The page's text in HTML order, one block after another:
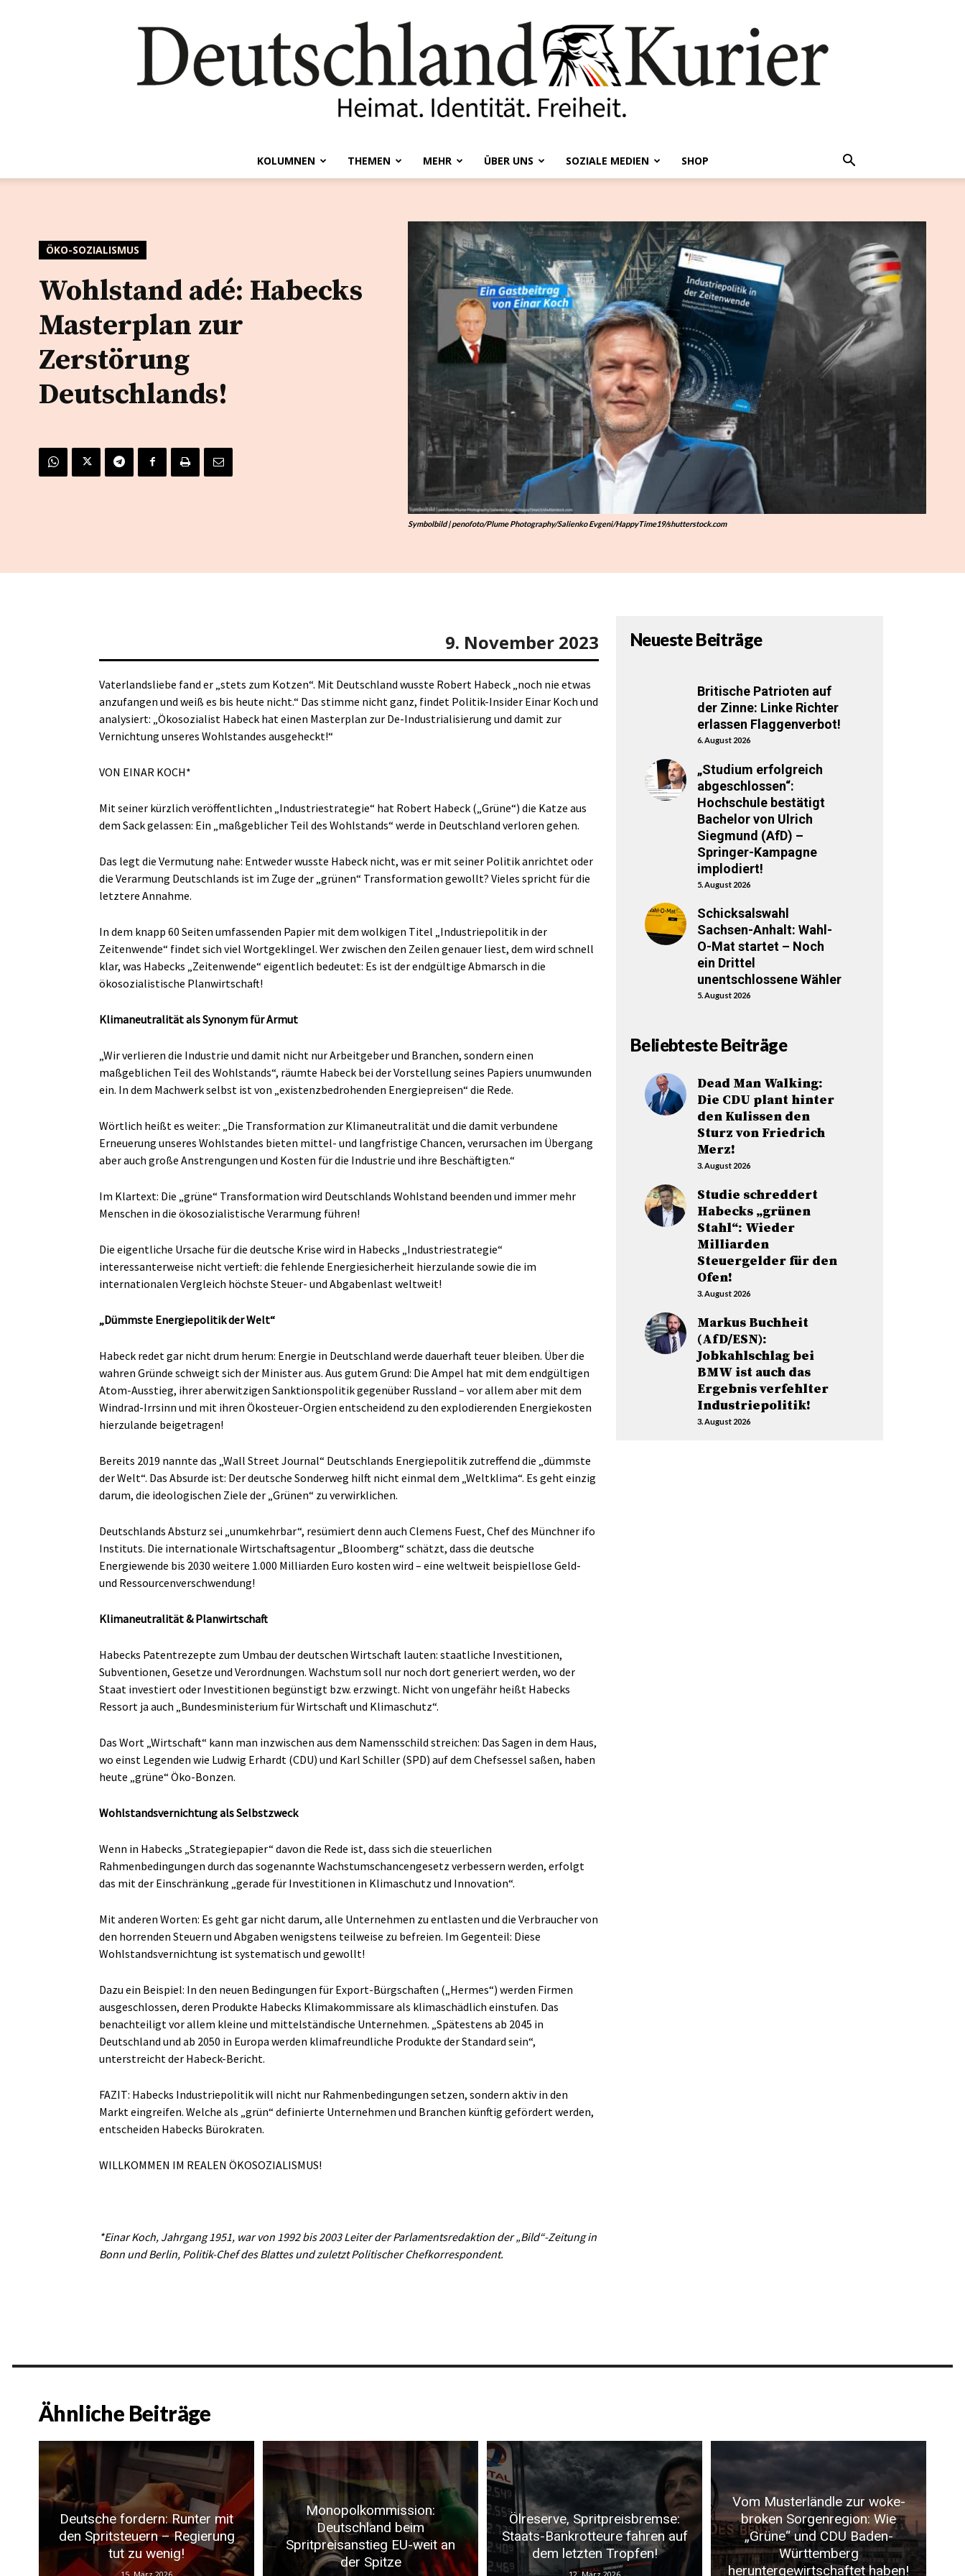
Kurier
KOLUMNEN THEMEN MEHR ÜBER UNS SOZIALE MEDIEN SHOP
ÖKO-SOZIALISMUS
Wohlstand adé: Habecks
Masterplan zur
Zerstörung
Deutschlands!
Symbolbild | penofoto/Plume Photography/Salienko Evgeni/HappyTime19/shutterstock.com
9. November 2023
Vaterlandsliebe fand er „stets zum Kotzen“. Mit Deutschland wusste Robert Habeck „noch nie etwas
anzufangen und weiß es bis heute nicht.“ Das stimme nicht ganz, findet Politik-Insider Einar Koch und
analysiert: „Ökosozialist Habeck hat einen Masterplan zur De-Industrialisierung und damit zur
Vernichtung unseres Wohlstandes ausgeheckt!“
VON EINAR KOCH*
Mit seiner kürzlich veröffentlichten „Industriestrategie“ hat Robert Habeck („Grüne“) die Katze aus
dem Sack gelassen: Ein „maßgeblicher Teil des Wohlstands“ werde in Deutschland verloren gehen.
Das legt die Vermutung nahe: Entweder wusste Habeck nicht, was er mit seiner Politik anrichtet oder
die Verarmung Deutschlands ist im Zuge der „grünen“ Transformation gewollt? Vieles spricht für die
letztere Annahme.
In dem knapp 60 Seiten umfassenden Papier mit dem wolkigen Titel „Industriepolitik in der
Zeitenwende“ findet sich viel Wortgeklingel. Wer zwischen den Zeilen genauer liest, dem wird schnell
klar, was Habecks „Zeitenwende“ eigentlich bedeutet: Es ist der endgültige Abmarsch in die
ökosozialistische Planwirtschaft!
Klimaneutralität als Synonym für Armut
„Wir verlieren die Industrie und damit nicht nur Arbeitgeber und Branchen, sondern einen
maßgeblichen Teil des Wohlstands“, räumte Habeck bei der Vorstellung seines Papiers unumwunden
ein. In dem Machwerk selbst ist von „existenzbedrohenden Energiepreisen“ die Rede.
Wörtlich heißt es weiter: „Die Transformation zur Klimaneutralität und die damit verbundene
Erneuerung unseres Wohlstandes bieten mittel- und langfristige Chancen, verursachen im Übergang
aber auch große Anstrengungen und Kosten für die Industrie und ihre Beschäftigten.“
Im Klartext: Die „grüne“ Transformation wird Deutschlands Wohlstand beenden und immer mehr
Menschen in die ökosozialistische Verarmung führen!
Die eigentliche Ursache für die deutsche Krise wird in Habecks „Industriestrategie“
interessanterweise nicht vertieft: die fehlende Energiesicherheit hierzulande sowie die im
internationalen Vergleich höchste Steuer- und Abgabenlast weltweit!
„Dümmste Energiepolitik der Welt“
Habeck redet gar nicht drum herum: Energie in Deutschland werde dauerhaft teuer bleiben. Über die
wahren Gründe schweigt sich der Minister aus. Aus gutem Grund: Die Ampel hat mit dem endgültigen
Atom-Ausstieg, ihrer aberwitzigen Sanktionspolitik gegenüber Russland – vor allem aber mit dem
Windrad-Irrsinn und mit ihren Ökosteuer-Orgien entscheidend zu den explodierenden Energiekosten
hierzulande beigetragen!
Bereits 2019 nannte das „Wall Street Journal“ Deutschlands Energiepolitik zutreffend die „dümmste
der Welt“. Das Absurde ist: Der deutsche Sonderweg hilft nicht einmal dem „Weltklima“. Es geht einzig
darum, die ideologischen Ziele der „Grünen“ zu verwirklichen.
Deutschlands Absturz sei „unumkehrbar“, resümiert denn auch Clemens Fuest, Chef des Münchner ifo
Instituts. Die internationale Wirtschaftsagentur „Bloomberg“ schätzt, dass die deutsche
Energiewende bis 2030 weitere 1.000 Milliarden Euro kosten wird – eine weltweit beispiellose Geld-
und Ressourcenverschwendung!
Klimaneutralität & Planwirtschaft
Habecks Patentrezepte zum Umbau der deutschen Wirtschaft lauten: staatliche Investitionen,
Subventionen, Gesetze und Verordnungen. Wachstum soll nur noch dort generiert werden, wo der
Staat investiert oder Investitionen begünstigt bzw. erzwingt. Nicht von ungefähr heißt Habecks
Ressort ja auch „Bundesministerium für Wirtschaft und Klimaschutz“.
Das Wort „Wirtschaft“ kann man inzwischen aus dem Namensschild streichen: Das Sagen in dem Haus,
wo einst Legenden wie Ludwig Erhardt (CDU) und Karl Schiller (SPD) auf dem Chefsessel saßen, haben
heute „grüne“ Öko-Bonzen.
Wohlstandsvernichtung als Selbstzweck
Wenn in Habecks „Strategiepapier“ davon die Rede ist, dass sich die steuerlichen
Rahmenbedingungen durch das sogenannte Wachstumschancengesetz verbessern werden, erfolgt
das mit der Einschränkung „gerade für Investitionen in Klimaschutz und Innovation“.
Mit anderen Worten: Es geht gar nicht darum, alle Unternehmen zu entlasten und die Verbraucher von
den horrenden Steuern und Abgaben wenigstens teilweise zu befreien. Im Gegenteil: Diese
Wohlstandsvernichtung ist systematisch und gewollt!
Dazu ein Beispiel: In den neuen Bedingungen für Export-Bürgschaften („Hermes“) werden Firmen
ausgeschlossen, deren Produkte Habecks Klimakommissare als klimaschädlich einstufen. Das
benachteiligt vor allem kleine und mittelständische Unternehmen. „Spätestens ab 2045 in
Deutschland und ab 2050 in Europa werden klimafreundliche Produkte der Standard sein“,
unterstreicht der Habeck-Bericht.
FAZIT: Habecks Industriepolitik will nicht nur Rahmenbedingungen setzen, sondern aktiv in den
Markt eingreifen. Welche als „grün“ definierte Unternehmen und Branchen künftig gefördert werden,
entscheiden Habecks Bürokraten.
WILLKOMMEN IM REALEN ÖKOSOZIALISMUS!
*Einar Koch, Jahrgang 1951, war von 1992 bis 2003 Leiter der Parlamentsredaktion der „Bild“-Zeitung in
Bonn und Berlin, Politik-Chef des Blattes und zuletzt Politischer Chefkorrespondent.
Neueste Beiträge
Britische Patrioten auf
der Zinne: Linke Richter
erlassen Flaggenverbot!
6. August 2026
„Studium erfolgreich
abgeschlossen“:
Hochschule bestätigt
Bachelor von Ulrich
Siegmund (AfD) –
Springer-Kampagne
implodiert!
5. August 2026
Schicksalswahl
Sachsen-Anhalt: Wahl-
O-Mat startet – Noch
ein Drittel
unentschlossene Wähler
5. August 2026
Beliebteste Beiträge
Dead Man Walking:
Die CDU plant hinter
den Kulissen den
Sturz von Friedrich
Merz!
3. August 2026
Studie schreddert
Habecks „grünen
Stahl“: Wieder
Milliarden
Steuergelder für den
Ofen!
3. August 2026
Markus Buchheit
(AfD/ESN):
Jobkahlschlag bei
BMW ist auch das
Ergebnis verfehlter
Industriepolitik!
3. August 2026
Ähnliche Beiträge
Deutsche fordern: Runter mit
den Spritsteuern – Regierung
tut zu wenig!
Monopolkommission:
Deutschland beim
Spritpreisanstieg EU-weit an
der Spitze
Ölreserve, Spritpreisbremse:
Staats-Bankrotteure fahren auf
dem letzten Tropfen!
Vom Musterländle zur woke-
broken Sorgenregion: Wie
„Grüne“ und CDU Baden-
Württemberg
heruntergewirtschaftet haben!